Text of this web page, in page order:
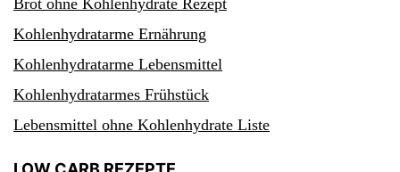
Kohlenhydratarme Ernährung
Kohlenhydratarme Lebensmittel
Kohlenhydratarmes Frühstück
Lebensmittel ohne Kohlenhydrate Liste